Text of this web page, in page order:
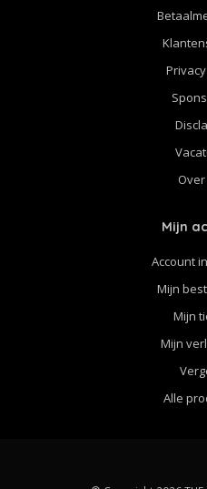
Mijn
Account
Mijn
Mijn
Mijn
Alle